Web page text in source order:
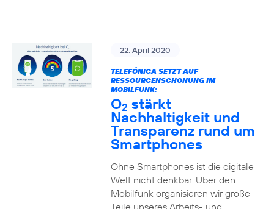
22. April 2020
TELEFÓNICA SETZT AUF
RESSOURCENSCHONUNG IM
MOBILFUNK:
O2 stärkt
Nachhaltigkeit und
Transparenz rund um
Smartphones
Ohne Smartphones ist die digitale
Welt nicht denkbar. Über den
Mobilfunk organisieren wir große
Teile unseres Arbeits- und